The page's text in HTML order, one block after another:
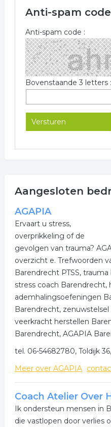
Anti-spam code
Anti-spam code :
Bovenstaande 3 letters :
Aangesloten
AGAPIA
Ervaart u stress,
overprikkeling of de
gevolgen van trauma?
overzicht e. Trefwoorden
Barendrecht PTSS,
stress coach Barendrecht,
ademhalingsoefeningen
Barendrecht,
veerkracht herstellen
Barendrecht, AGAPIA
tel. 06-54682780, Toldijk
Meer over AGAPIA
Coach Atelier Over
Ik ondersteun mensen in
die vastlopen door verlies